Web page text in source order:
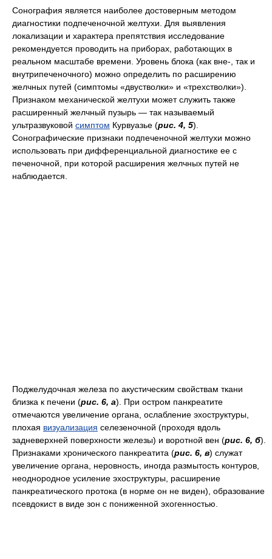
Сонография является наиболее достоверным методом
диагностики подпеченочной желтухи. Для выявления
локализации и характера препятствия исследование
рекомендуется проводить на приборах, работающих в
реальном масштабе времени. Уровень блока (как вне-, так и
внутрипеченочного) можно определить по расширению
желчных путей (симптомы «двустволки» и «трехстволки»).
Признаком механической желтухи может служить также
расширенный желчный пузырь — так называемый
ультразвуковой симптом Курвуазье (рис. 4, 5).
Сонографические признаки подпеченочной желтухи можно
использовать при дифференциальной диагностике ее с
печеночной, при которой расширения желчных путей не
наблюдается.
Поджелудочная железа по акустическим свойствам ткани
близка к печени (рис. 6, а). При остром панкреатите
отмечаются увеличение органа, ослабление эхоструктуры,
плохая визуализация селезеночной (проходя вдоль
задневерхней поверхности железы) и воротной вен (рис. 6, б).
Признаками хронического панкреатита (рис. 6, в) служат
увеличение органа, неровность, иногда размытость контуров,
неоднородное усиление эхоструктуры, расширение
панкреатического протока (в норме он не виден), образование
псевдокист в виде зон с пониженной эхогенностью.